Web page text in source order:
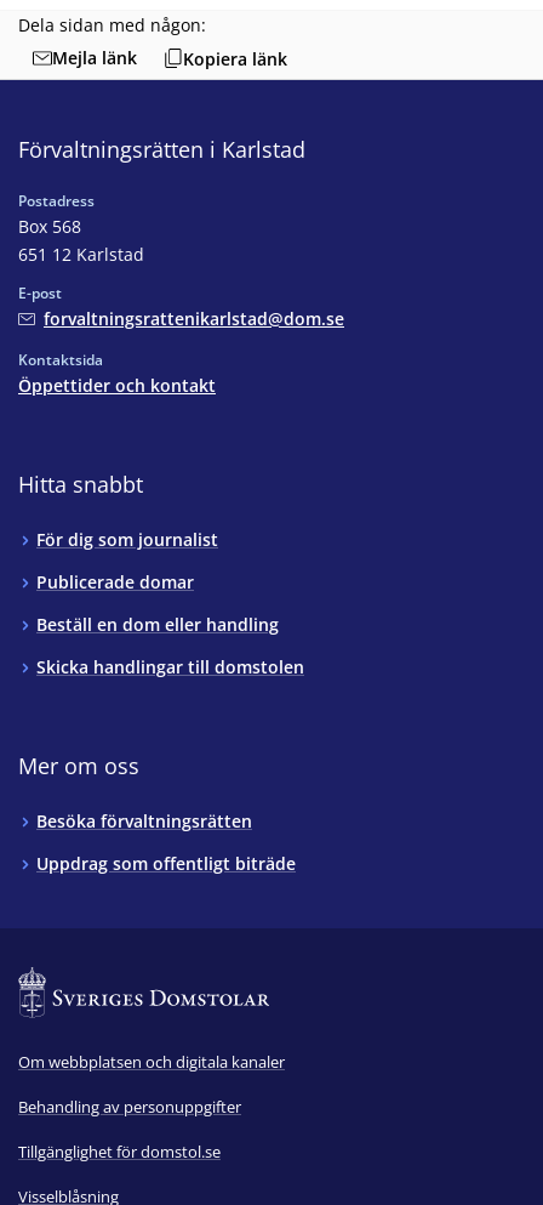
Dela sidan med någon:
Mejla länk
Kopiera länk
Förvaltningsrätten i Karlstad
Postadress
Box 568
651 12 Karlstad
E-post
forvaltningsrattenikarlstad@dom.se
Kontaktsida
Öppettider och kontakt
Hitta snabbt
För dig som journalist
Publicerade domar
Beställ en dom eller handling
Skicka handlingar till domstolen
Mer om oss
Besöka förvaltningsrätten
Uppdrag som offentligt biträde
Om webbplatsen och digitala kanaler
Behandling av personuppgifter
Tillgänglighet för domstol.se
Visselblåsning